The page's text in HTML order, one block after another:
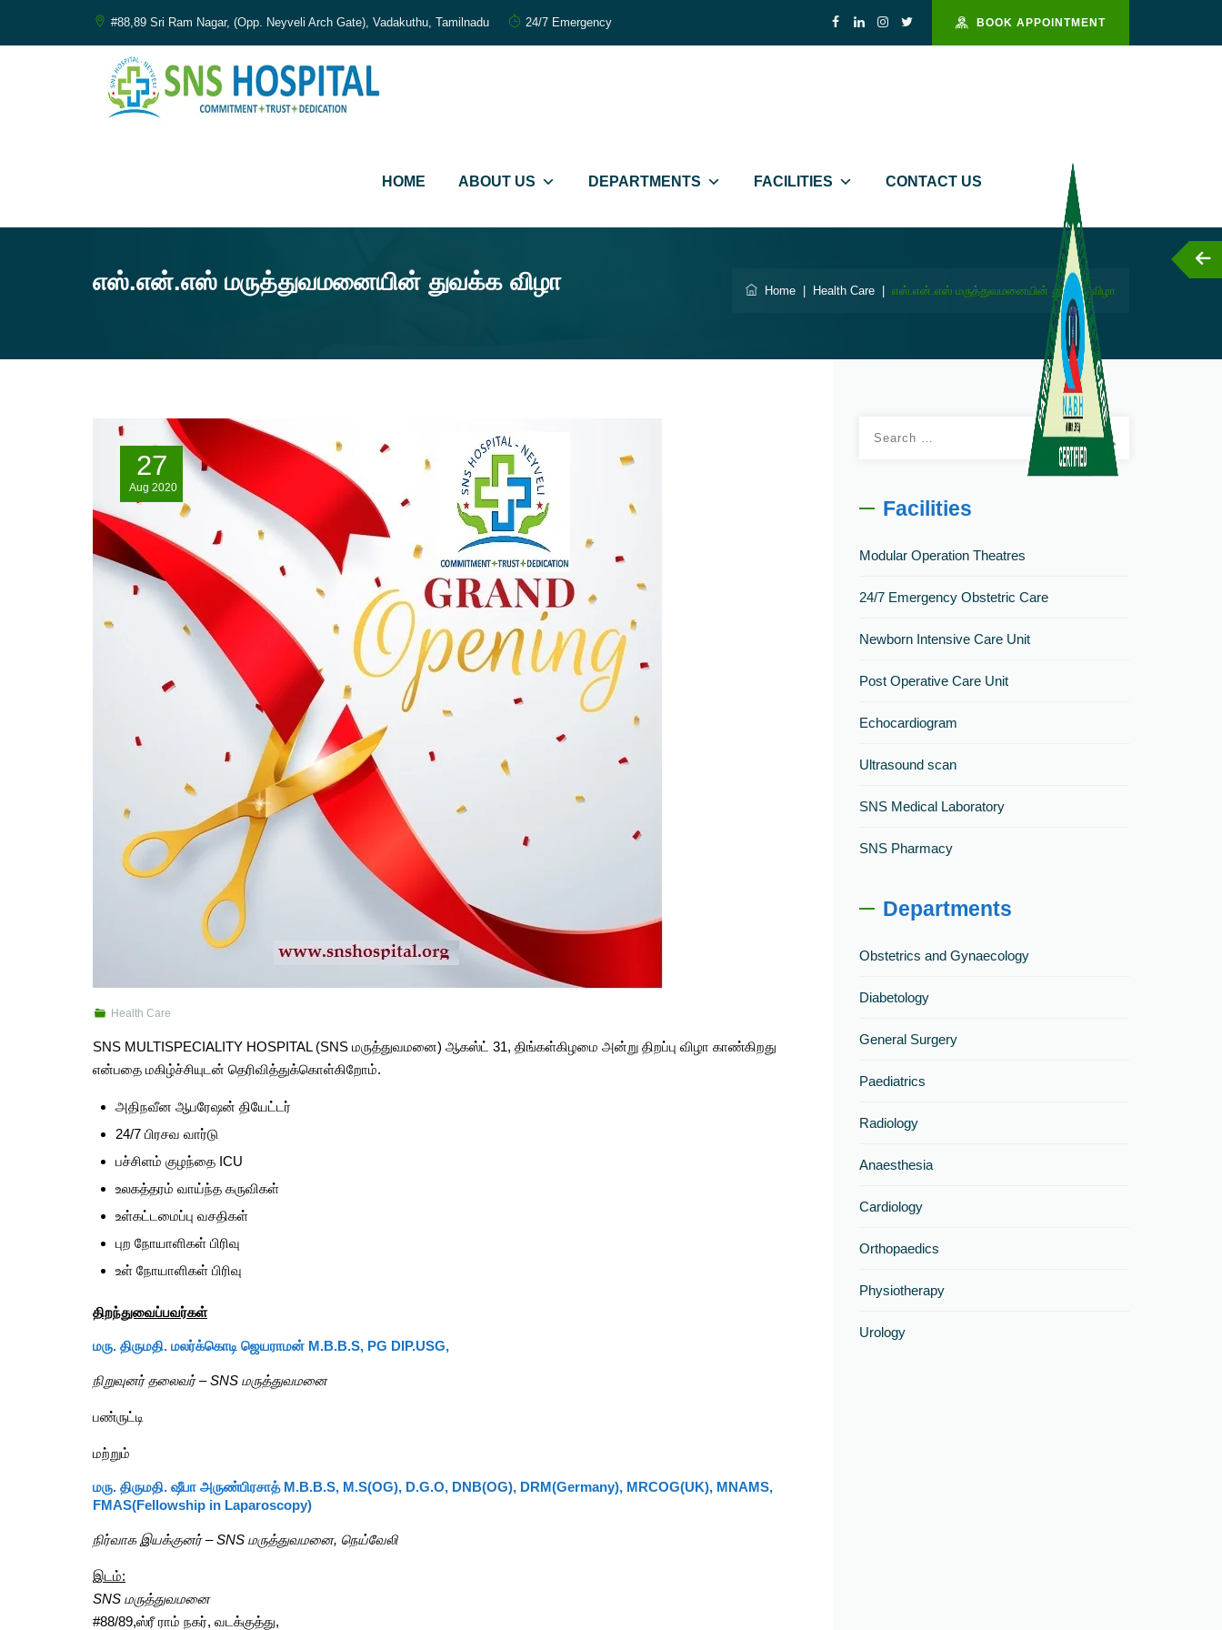
#88,89 Sri Ram Nagar, (Opp. Neyveli Arch Gate), Vadakuthu, Tamilnadu 24/7 Emergency BOOK APPOINTMENT
HOME ABOUT US DEPARTMENTS FACILITIES CONTACT US
Committed Care கருத்தரிப்பு மையம் Helpline : 94444 10811
எஸ்.என்.எஸ் மருத்துவமனையின் துவக்க விழா Home Health Care எஸ்.என்.எஸ் மருத்துவமனையின் துவக்க விழா
27
Aug 2020
Health Care
SNS MULTISPECIALITY HOSPITAL (SNS மருத்துவமனை) ஆகஸ்ட் 31, திங்கள்கிழமை அன்று திறப்பு விழா காண்கிறது
என்பதை மகிழ்ச்சியுடன் தெரிவித்துக்கொள்கிறோம்.
அதிநவீன ஆபரேஷன் தியேட்டர்
24/7 பிரசவ வார்டு
பச்சிளம் குழந்தை ICU
உலகத்தரம் வாய்ந்த கருவிகள்
உள்கட்டமைப்பு வசதிகள்
புற நோயாளிகள் பிரிவு
உள் நோயாளிகள் பிரிவு
திறந்துவைப்பவர்கள்
மரு. திருமதி. மலர்க்கொடி ஜெயராமன் M.B.B.S, PG DIP.USG,
நிறுவுனர் தலைவர் –SNS மருத்துவமனை
பண்ருட்டி
மற்றும்
மரு. திருமதி. ஷீபா அருண்பிரசாத்M.B.B.S, M.S(OG), D.G.O, DNB(OG), DRM(Germany), MRCOG(UK), MNAMS,
FMAS(Fellowship in Laparoscopy)
நிர்வாக இயக்குனர் – SNS மருத்துவமனை, நெய்வேலி
இடம்:
SNS மருத்துவமனை
#88/89,ஸ்ரீ ராம் நகர், வடக்குத்து,
Facilities
Modular Operation Theatres
24/7 Emergency Obstetric Care
Newborn Intensive Care Unit
Post Operative Care Unit
Echocardiogram
Ultrasound scan
SNS Medical Laboratory
SNS Pharmacy
Departments
Obstetrics and Gynaecology
Diabetology
General Surgery
Paediatrics
Radiology
Anaesthesia
Cardiology
Orthopaedics
Physiotherapy
Urology